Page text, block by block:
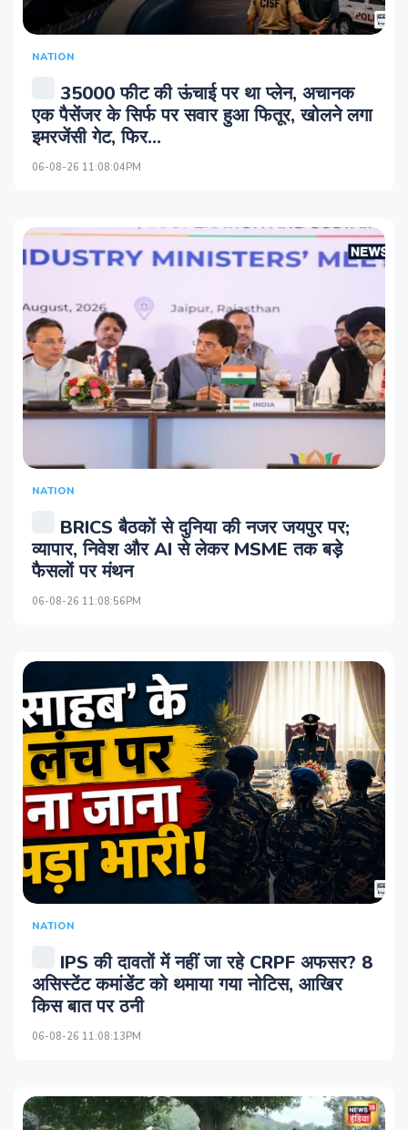
NATION
35000 फीट की ऊंचाई पर था प्‍लेन, अचानक
एक पैसेंजर के सिर्फ पर सवार हुआ फितूर, खोलने लगा
इमरजेंसी गेट, फिर...
06-08-26 11:08:04PM
NATION
BRICS बैठकों से दुनिया की नजर जयपुर पर;
व्यापार, निवेश और AI से लेकर MSME तक बड़े
फैसलों पर मंथन
06-08-26 11:08:56PM
NATION
IPS की दावतों में नहीं जा रहे CRPF अफसर? 8
असिस्‍टेंट कमांडेंट को थमाया गया नोटिस, आखिर
किस बात पर ठनी
06-08-26 11:08:13PM